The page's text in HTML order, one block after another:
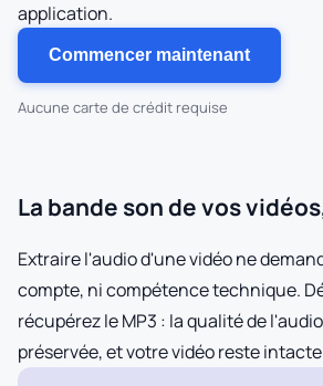
application.
Commencer maintenant
Aucune carte de crédit requise
La bande son de vos
Extraire l'audio d'une vidéo ne
compte, ni compétence technique.
récupérez le MP3 : la qualité de
préservée, et votre vidéo reste